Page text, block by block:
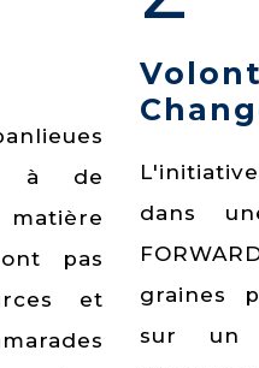
à de
pas
et
dans
graines
sur un